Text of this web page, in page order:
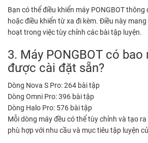
Bạn có thể điều khiển máy PONGBOT
hoặc điều khiển từ xa đi kèm. Điều này
hoạt trong việc tùy chỉnh các bài tập luyện.
3. Máy PONGBOT có
được cài đặt sẵn?
Dòng Nova S Pro: 264 bài tập
Dòng Omni Pro: 396 bài tập
Dòng Halo Pro: 576 bài tập
Mỗi dòng máy đều có thể tùy chỉnh và tạo
phù hợp với nhu cầu và mục tiêu tập luyện